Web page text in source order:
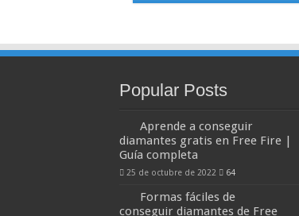
Popular Posts
Aprende a conseguir
diamantes gratis en Free Fire |
Guía completa
25 de octubre de 2022 64
Formas fáciles de
conseguir diamantes de Free